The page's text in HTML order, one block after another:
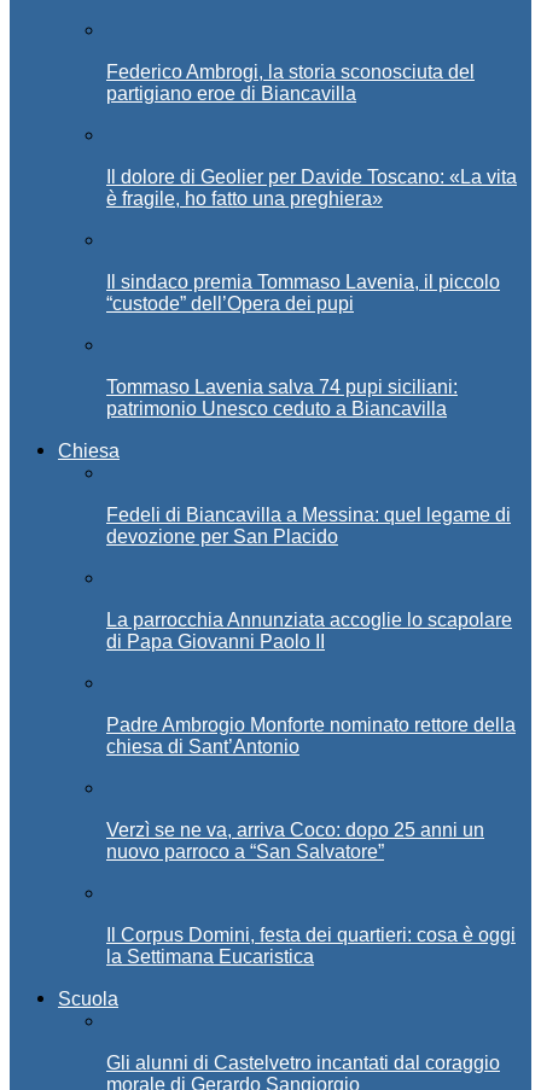
Federico Ambrogi, la storia sconosciuta del
partigiano eroe di Biancavilla
Il dolore di Geolier per Davide Toscano: «La vita
è fragile, ho fatto una preghiera»
Il sindaco premia Tommaso Lavenia, il piccolo
“custode” dell’Opera dei pupi
Tommaso Lavenia salva 74 pupi siciliani:
patrimonio Unesco ceduto a Biancavilla
Chiesa
Fedeli di Biancavilla a Messina: quel legame di
devozione per San Placido
La parrocchia Annunziata accoglie lo scapolare
di Papa Giovanni Paolo II
Padre Ambrogio Monforte nominato rettore della
chiesa di Sant’Antonio
Verzì se ne va, arriva Coco: dopo 25 anni un
nuovo parroco a “San Salvatore”
Il Corpus Domini, festa dei quartieri: cosa è oggi
la Settimana Eucaristica
Scuola
Gli alunni di Castelvetro incantati dal coraggio
morale di Gerardo Sangiorgio